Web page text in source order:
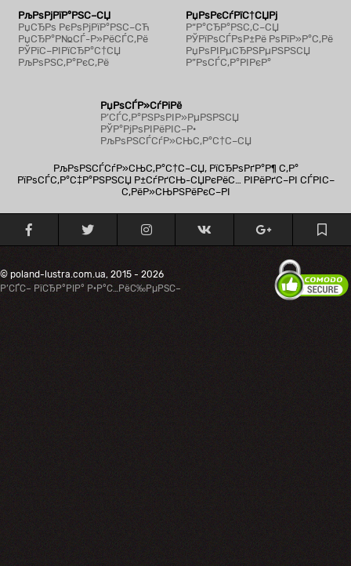
РљРѕРјРїР°РЅС–СЏ
РџСЂРѕ РєРѕРјРїР°РЅС–СЋ
РџСЂР°Р№СЃ-Р»РёСЃС‚Рё
РЎРїС–РІРїСЂР°С†СЏ
РљРѕРЅС‚Р°РєС‚Рё
РџРѕРєСѓРїС†СЏРј
Р“Р°СЂР°РЅС‚С–СЏ
РЎРїРѕСЃРѕР±Рё РѕРїР»Р°С‚Рё
РџРѕРІРµСЂРЅРµРЅРЅСЏ
Р”РѕСЃС‚Р°РІРєР°
РџРѕСЃР»СѓРіРё
Р’СЃС‚Р°РЅРѕРІР»РµРЅРЅСЏ
РЎР°РјРѕРІРёРІС–Р·
РљРѕРЅСЃСѓР»СЊС‚Р°С†С–СЏ
РљРѕРЅСЃСѓР»СЊС‚Р°С†С–СЏ, РїСЂРѕРґР°Р¶ С‚Р°
РїРѕСЃС‚Р°С‡Р°РЅРЅСЏ Р±СѓРґСЊ-СЏРєРёС… РІРёРґС–РІ СЃРІС–
С‚РёР»СЊРЅРёРєС–РІ
© poland-lustra.com.ua, 2015 - 2026
Р’СЃС– РїСЂР°РІР° Р·Р°С…РёС‰РµРЅС–